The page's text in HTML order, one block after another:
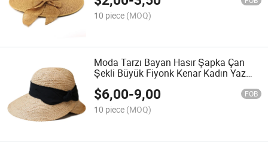
10 piece (MOQ)
Moda Tarzı Bayan Hasır Şapka Çan
Şekli Büyük Fiyonk Kenar Kadın Yaz
$6,00-9,00 FOB
10 piece (MOQ)